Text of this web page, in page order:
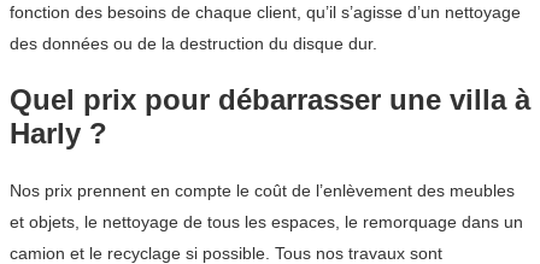
fonction des besoins de chaque client, qu’il s’agisse d’un nettoyage
des données ou de la destruction du disque dur.
Quel prix pour débarrasser une villa à
Harly ?
Nos prix prennent en compte le coût de l’enlèvement des meubles
et objets, le nettoyage de tous les espaces, le remorquage dans un
camion et le recyclage si possible. Tous nos travaux sont